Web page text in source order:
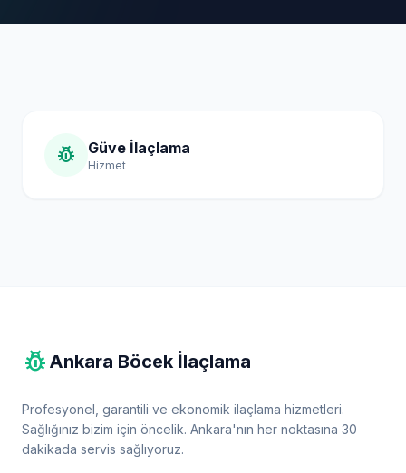
pest_control Güve İlaçlama
Hizmet
pest_control Ankara Böcek İlaçlama
Profesyonel, garantili ve ekonomik ilaçlama hizmetleri.
Sağlığınız bizim için öncelik. Ankara'nın her noktasına 30
dakikada servis sağlıyoruz.